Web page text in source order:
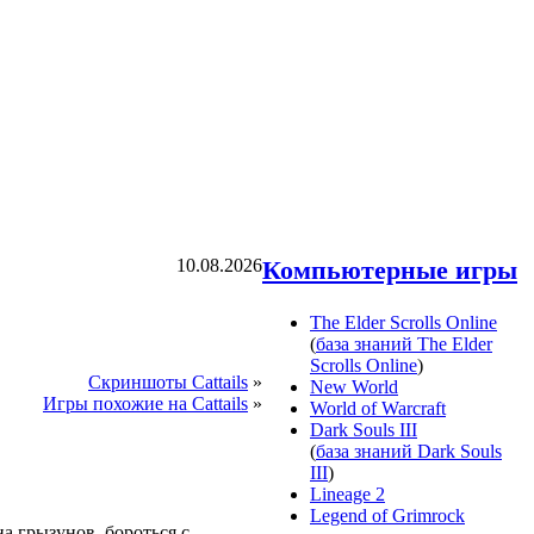
10.08.2026
Скриншоты Cattails »
Игры похожие на Cattails »
Компьютерные игры
The Elder Scrolls Online
(база знаний The Elder
Scrolls Online)
New World
World of Warcraft
Dark Souls III
(база знаний Dark Souls
III)
Lineage 2
Legend of Grimrock